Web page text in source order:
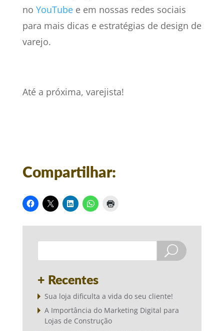
no YouTubee em nossas redes sociais
para mais dicas e estratégias de design de
varejo.
Até a próxima, varejista!
Compartilhar:
+ Recentes
Sua loja dificulta a vida do seu cliente!
A Importância do Marketing Digital para
Lojas de Construção